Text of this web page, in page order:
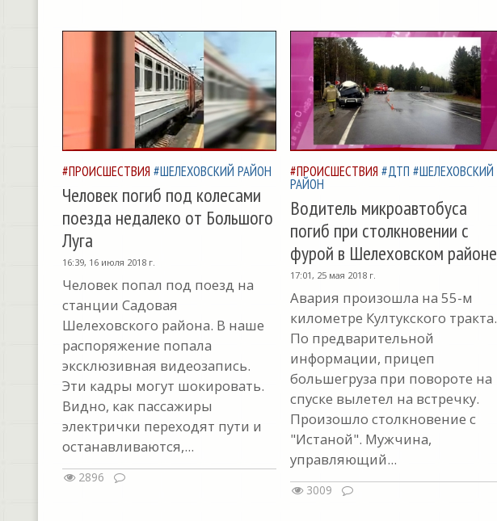
#ПРОИСШЕСТВИЯ #ШЕЛЕХОВСКИЙ РАЙОН
Человек погиб под колесами
поезда недалеко от Большого
Луга
16:39, 16 июля 2018 г.
Человек попал под поезд на
станции Садовая
Шелеховского района. В наше
распоряжение попала
эксклюзивная видеозапись.
Эти кадры могут шокировать.
Видно, как пассажиры
электрички переходят пути и
останавливаются,...
2896
#ПРОИСШЕСТВИЯ #ДТП #ШЕЛЕХОВСКИЙ
РАЙОН
Водитель микроавтобуса
погиб при столкновении с
фурой в Шелеховском районе
17:01, 25 мая 2018 г.
Авария произошла на 55-м
километре Култукского тракта.
По предварительной
информации, прицеп
большегруза при повороте на
спуске вылетел на встречку.
Произошло столкновение с
"Истаной". Мужчина,
управляющий...
3009